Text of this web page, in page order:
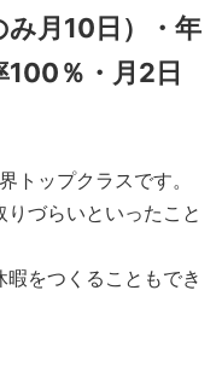
月10日）・年
100％・月2日
トップクラスです。
づらいといったこと
をつくることもでき